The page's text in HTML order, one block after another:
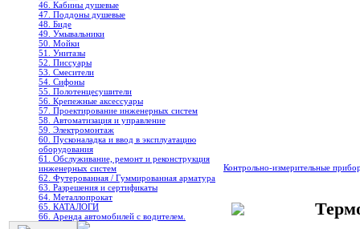
46. Кабины душевые
47. Поддоны душевые
48. Биде
49. Умывальники
50. Мойки
51. Унитазы
52. Писсуары
53. Смесители
54. Сифоны
55. Полотенцесушители
56. Крепежные аксессуары
57. Проектирование инженерных систем
58. Автоматизация и управление
59. Электромонтаж
60. Пусконаладка и ввод в эксплуатацию
оборудования
61. Обслуживание, ремонт и реконструкция
инженерных систем
62. Футерованная / Гуммированная арматура
63. Разрешения и сертификаты
64. Металлопрокат
65. КАТАЛОГИ
66. Аренда автомобилей с водителем.
Контрольно-измерительные